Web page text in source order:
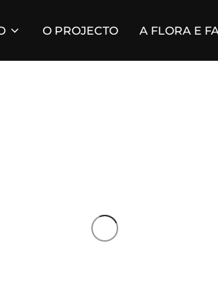
O PROJECTO A FLORA E